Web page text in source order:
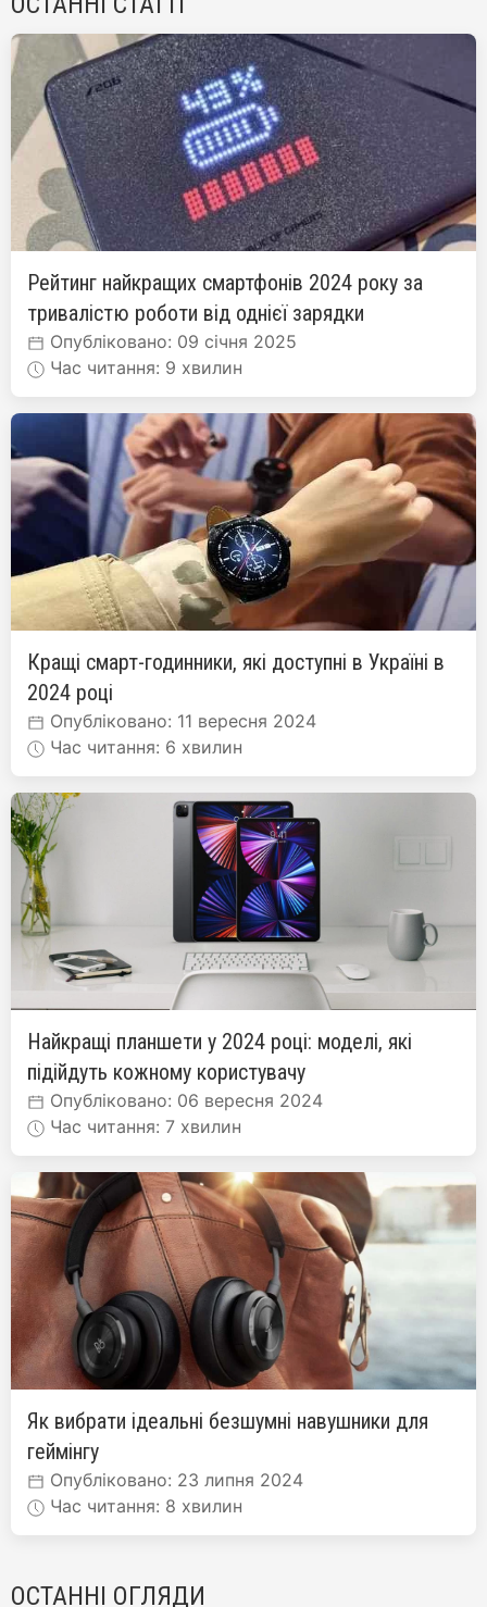
Рейтинг найкращих смартфонів 2024 року за
тривалістю роботи від однієї зарядки
Опубліковано: 09 січня 2025
Час читання: 9 хвилин
Кращі смарт-годинники, які доступні в Україні в
2024 році
Опубліковано: 11 вересня 2024
Час читання: 6 хвилин
Найкращі планшети у 2024 році: моделі, які
підійдуть кожному користувачу
Опубліковано: 06 вересня 2024
Час читання: 7 хвилин
Як вибрати ідеальні безшумні навушники для
геймінгу
Опубліковано: 23 липня 2024
Час читання: 8 хвилин
ОСТАННІ ОГЛЯДИ